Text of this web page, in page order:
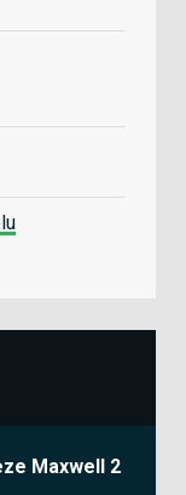
Maxwell 2